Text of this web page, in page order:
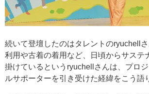
続いて登壇したのはタレントのryuchell
利用や古着の着用など、日頃からサステ
掛けているというryuchellさんは、プロ
ルサポーターを引き受けた経緯をこう語